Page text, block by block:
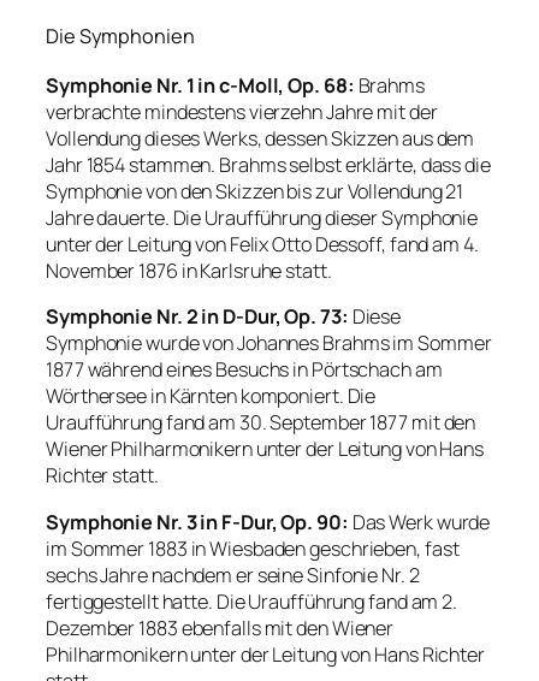
Die Symphonien
Symphonie Nr. 1 in c-Moll, Op. 68: Brahms
verbrachte mindestens vierzehn Jahre mit der
Vollendung dieses Werks, dessen Skizzen aus dem
Jahr 1854 stammen. Brahms selbst erklärte, dass die
Symphonie von den Skizzen bis zur Vollendung 21
Jahre dauerte. Die Uraufführung dieser Symphonie
unter der Leitung von Felix Otto Dessoff, fand am 4.
November 1876 in Karlsruhe statt.
Symphonie Nr. 2 in D-Dur, Op. 73: Diese
Symphonie wurde von Johannes Brahms im Sommer
1877 während eines Besuchs in Pörtschach am
Wörthersee in Kärnten komponiert. Die
Uraufführung fand am 30. September 1877 mit den
Wiener Philharmonikern unter der Leitung von Hans
Richter statt.
Symphonie Nr. 3 in F-Dur, Op. 90: Das Werk wurde
im Sommer 1883 in Wiesbaden geschrieben, fast
sechs Jahre nachdem er seine Sinfonie Nr. 2
fertiggestellt hatte. Die Uraufführung fand am 2.
Dezember 1883 ebenfalls mit den Wiener
Philharmonikern unter der Leitung von Hans Richter